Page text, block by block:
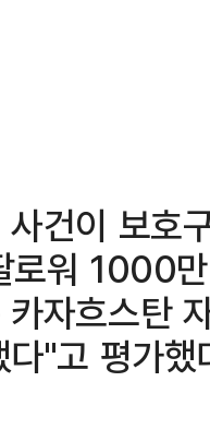
건이 보호
로워 1000
자흐스탄
"고 평가했